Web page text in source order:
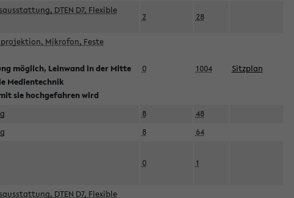
DTEN D7, Flexible
2 28
Mikrofon, Feste
möglich, Leinwand in der Mitte
Medientechnik
sie hochgefahren wird
0 1004 Sitzplan
8
48
8 64
0 1
DTEN D7, Flexible